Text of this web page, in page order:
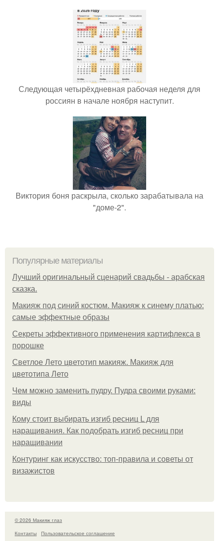
Следующая четырёхдневная рабочая неделя для
россиян в начале ноября наступит.
Виктория боня раскрыла, сколько зарабатывала на
"доме-2".
Популярные материалы
Лучший оригинальный сценарий свадьбы - арабская
сказка.
Макияж под синий костюм. Макияж к синему платью:
самые эффектные образы
Секреты эффективного применения картифлекса в
порошке
Светлое Лето цветотип макияж. Макияж для
цветотипа Лето
Чем можно заменить пудру. Пудра своими руками:
виды
Кому стоит выбирать изгиб ресниц L для
наращивания. Как подобрать изгиб ресниц при
наращивании
Контуринг как искусство: топ-правила и советы от
визажистов
© 2026 Макияж глаз
Контакты
Пользовательское соглашение